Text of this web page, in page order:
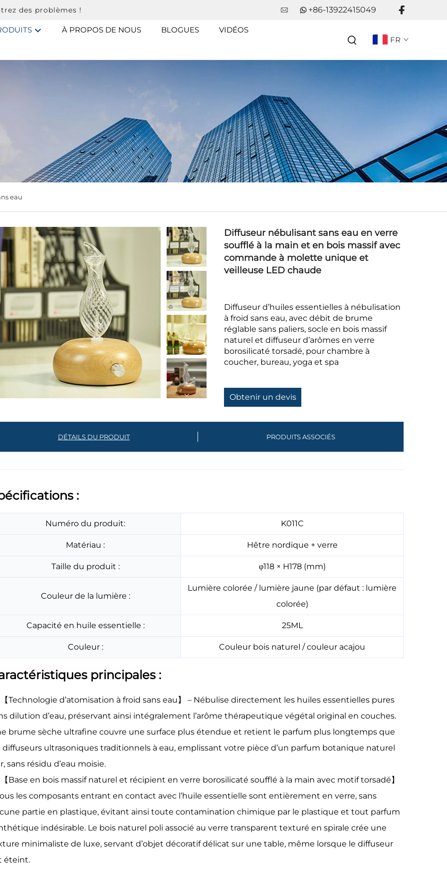
des problèmes ! +86-13922415049
À PROPOS DE NOUS BLOGUES
VIDÉOS
FR
eau
Diffuseur nébulisant sans eau en verre
soufflé à la main et en bois massif avec
commande à molette unique et
veilleuse LED chaude
Diffuseur d’huiles essentielles à nébulisation
à froid sans eau, avec débit de brume
réglable sans paliers, socle en bois massif
naturel et diffuseur d’arômes en verre
borosilicaté torsadé, pour chambre à
coucher, bureau, yoga et spa
Obtenir un devis
DÉTAILS DU PRODUIT PRODUITS ASSOCIÉS
:
Numéro du produit: K011C
Matériau : Hêtre nordique + verre
Taille du produit : φ118 × H178 (mm)
Couleur de la lumière :
Lumière colorée / lumière jaune (par défaut : lumière
colorée)
Capacité en huile essentielle : 25ML
Couleur : Couleur bois naturel / couleur acajou
principales :
【Technologie d’atomisation à froid sans eau】 – Nébulise directement les huiles essentielles pures
dilution d’eau, préservant ainsi intégralement l’arôme thérapeutique végétal original en couches.
brume sèche ultrafine couvre une surface plus étendue et retient le parfum plus longtemps que
diffuseurs ultrasoniques traditionnels à eau, emplissant votre pièce d’un parfum botanique naturel
sans résidu d’eau moisie.
【Base en bois massif naturel et récipient en verre borosilicaté soufflé à la main avec motif torsadé】
les composants entrant en contact avec l’huile essentielle sont entièrement en verre, sans
partie en plastique, évitant ainsi toute contamination chimique par le plastique et tout parfum
indésirable. Le bois naturel poli associé au verre transparent texturé en spirale crée une
minimaliste de luxe, servant d’objet décoratif délicat sur une table, même lorsque le diffuseur
éteint.